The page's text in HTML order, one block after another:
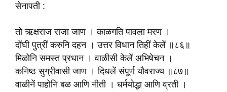
सेनापती :
तो ऋक्षराज राजा जाण । काळगति पावला मरण ।
दोंघी पुत्रीं करुनि दहन । उत्तर विधान तिहीं केलें ॥८६॥
मिळोनि समस्त प्रधान । वाळीसी केलें अभिषेचन ।
कनिष्ठ सुग्रीवासी जाण । दिधलें संपूर्ण यौवराज्य ॥८७॥
वाळीनें पाहोनि बळ आणि नीती । धर्मयोद्धा आणि व्रती ।